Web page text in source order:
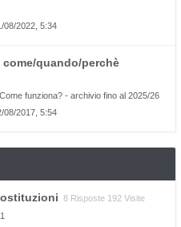
08/2022, 5:34
quando/perchè
Come funziona? - archivio fino al 2025/26
08/2017, 5:54
8 Risposte 192 Visite